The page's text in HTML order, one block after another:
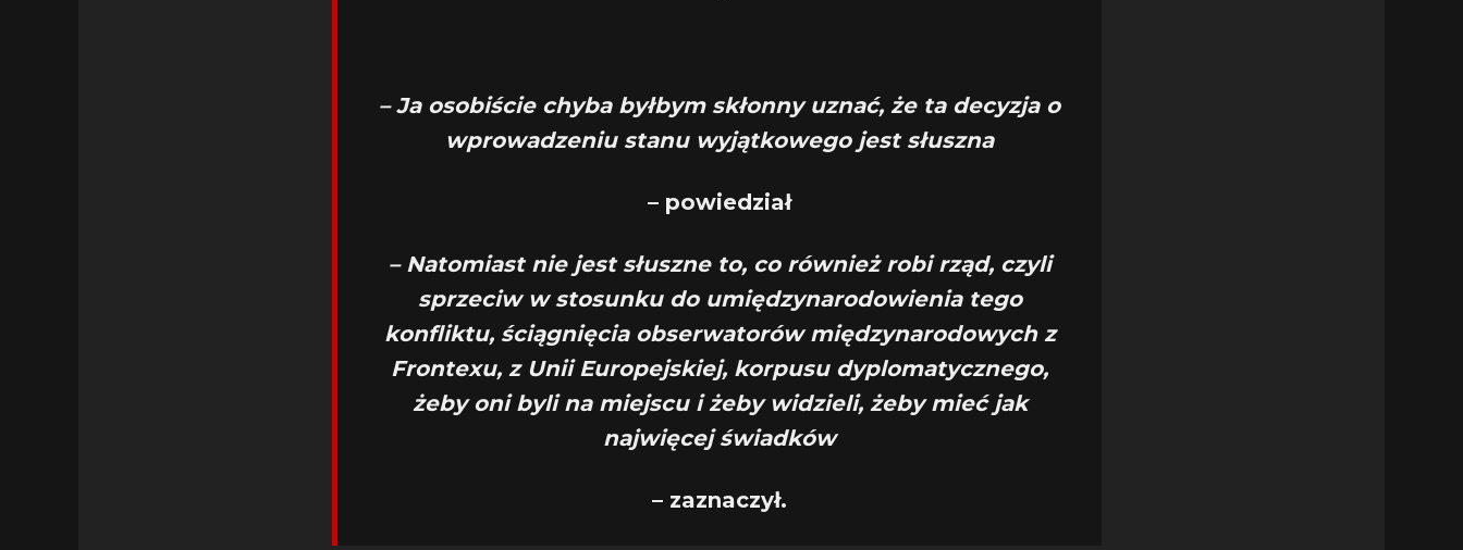
– Ja osobiście chyba byłbym skłonny uznać, że ta decyzja o
wprowadzeniu stanu wyjątkowego jest słuszna
– powiedział
– Natomiast nie jest słuszne to, co również robi rząd, czyli
sprzeciw w stosunku do umiędzynarodowienia tego
konfliktu, ściągnięcia obserwatorów międzynarodowych z
Frontexu, z Unii Europejskiej, korpusu dyplomatycznego,
żeby oni byli na miejscu i żeby widzieli, żeby mieć jak
najwięcej świadków
– zaznaczył.